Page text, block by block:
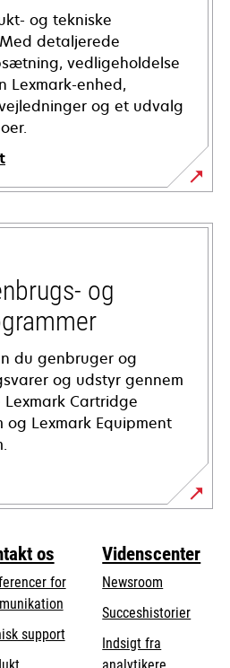
og tekniske
detaljerede
vedligeholdelse
Lexmark-enhed,
og et udvalg
og
du genbruger og
og udstyr gennem
Cartridge
og Lexmark Equipment
os
for
supportopens
Videnscenter
Newsroom
Succeshistorier
Indsigt fra